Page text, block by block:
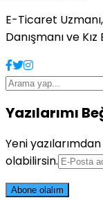
E-Ticaret
Danışmanı ve Kız
Yazılarımı
Yeni
olabilirsin.